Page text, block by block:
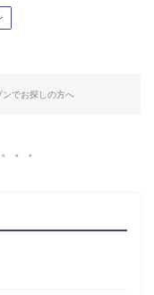
でお探しの方へ